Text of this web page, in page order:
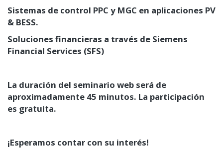
Sistemas de control PPC y MGC en aplicaciones PV
& BESS.
Soluciones financieras a través de Siemens
Financial Services (SFS)
La duración del seminario web será de
aproximadamente 45 minutos. La participación
es gratuita.
¡Esperamos contar con su interés!